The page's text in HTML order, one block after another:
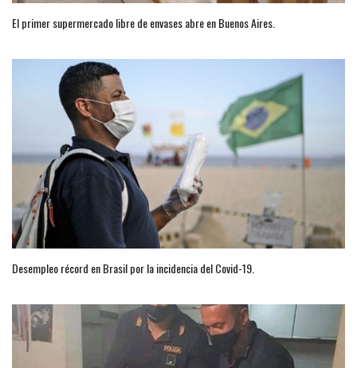
El primer supermercado libre de envases abre en Buenos Aires.
Desempleo récord en Brasil por la incidencia del Covid-19.